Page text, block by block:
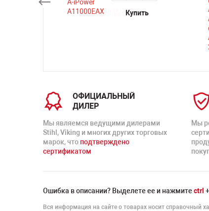
Купить
ОФИЦИАЛЬНЫЙ
ДИЛЕР
Мы являемся ведущими дилерами
Stihl, Viking и многих других торговых
марок, что подтверждено
сертификатом
Мы
Ошибка в описании? Выделете ее и нажмите ctrl +
Вся информация на сайте о товарах носит справочный